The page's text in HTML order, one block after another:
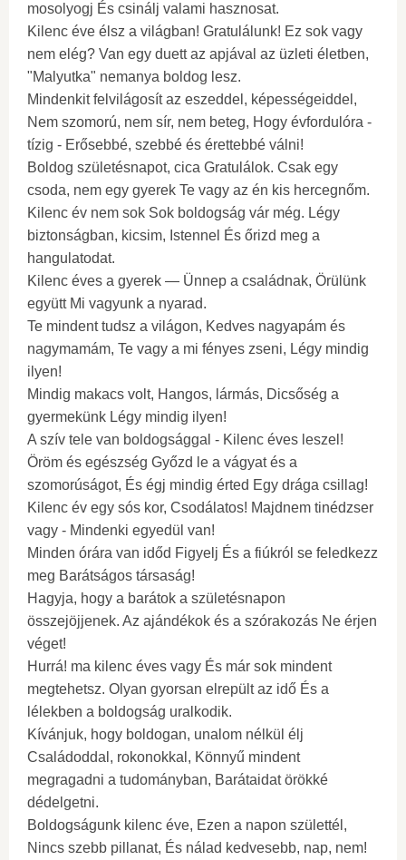
mosolyogj És csinálj valami hasznosat.
Kilenc éve élsz a világban! Gratulálunk! Ez sok vagy
nem elég? Van egy duett az apjával az üzleti életben,
"Malyutka" nemanya boldog lesz.
Mindenkit felvilágosít az eszeddel, képességeiddel,
Nem szomorú, nem sír, nem beteg, Hogy évfordulóra -
tízig - Erősebbé, szebbé és érettebbé válni!
Boldog születésnapot, cica Gratulálok. Csak egy
csoda, nem egy gyerek Te vagy az én kis hercegnőm.
Kilenc év nem sok Sok boldogság vár még. Légy
biztonságban, kicsim, Istennel És őrizd meg a
hangulatodat.
Kilenc éves a gyerek — Ünnep a családnak, Örülünk
együtt Mi vagyunk a nyarad.
Te mindent tudsz a világon, Kedves nagyapám és
nagymamám, Te vagy a mi fényes zseni, Légy mindig
ilyen!
Mindig makacs volt, Hangos, lármás, Dicsőség a
gyermekünk Légy mindig ilyen!
A szív tele van boldogsággal - Kilenc éves leszel!
Öröm és egészség Győzd le a vágyat és a
szomorúságot, És égj mindig érted Egy drága csillag!
Kilenc év egy sós kor, Csodálatos! Majdnem tinédzser
vagy - Mindenki egyedül van!
Minden órára van időd Figyelj És a fiúkról se feledkezz
meg Barátságos társaság!
Hagyja, hogy a barátok a születésnapon
összejöjjenek. Az ajándékok és a szórakozás Ne érjen
véget!
Hurrá! ma kilenc éves vagy És már sok mindent
megtehetsz. Olyan gyorsan elrepült az idő És a
lélekben a boldogság uralkodik.
Kívánjuk, hogy boldogan, unalom nélkül élj
Családoddal, rokonokkal, Könnyű mindent
megragadni a tudományban, Barátaidat örökké
dédelgetni.
Boldogságunk kilenc éve, Ezen a napon születtél,
Nincs szebb pillanat, És nálad kedvesebb, nap, nem!